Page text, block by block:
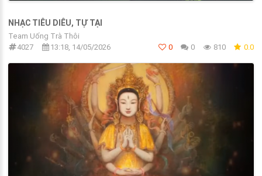
NHẠC TIÊU DIÊU, TỰ TẠI
Team Uống Trà Thôi
4027
13:18, 14/05/2026 0 0 810 0.0